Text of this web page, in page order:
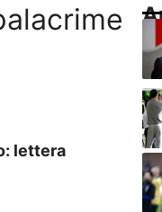
lettera